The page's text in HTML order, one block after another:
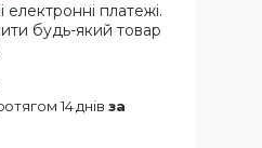
електронні платежі.
будь-який товар
14 днів за